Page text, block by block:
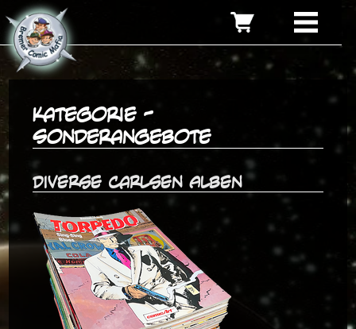
Kategorie -
Sonderangebote
Diverse Carlsen Alben